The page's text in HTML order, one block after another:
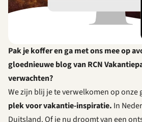
Pak je koffer en ga met ons mee op
gloednieuwe blog van RCN
verwachten?
We zijn blij je te verwelkomen op onze
plek voor vakantie-inspiratie. In
Duitsland. Of je nu droomt van een